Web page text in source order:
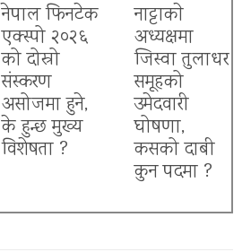
नेपाल फिनटेक
एक्स्पो २०२६
को दोस्रो
संस्करण
असोजमा हुने,
के हुन्छ मुख्य
विशेषता ?
नाट्टाकाे
अध्यक्षमा
जिस्वा तुलाधर
समूहको
उमेदवारी
घोषणा,
कसको दाबी
कुन पदमा ?